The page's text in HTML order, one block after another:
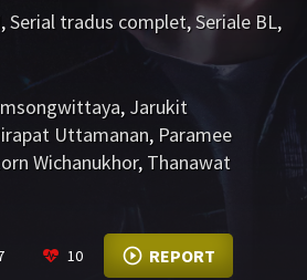
Autentificare
,Serial tradus complet,Seriale BL,
, Jarukit
Uttamanan, Paramee
Wichanukhor, Thanawat
10 REPORT